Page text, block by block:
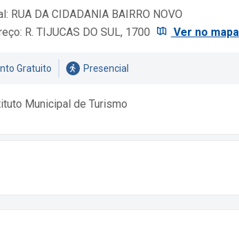
RUA DA CIDADANIA BAIRRO NOVO
R. TIJUCAS DO SUL, 1700
Ver no mapa
Gratuito Presencial
Municipal de Turismo